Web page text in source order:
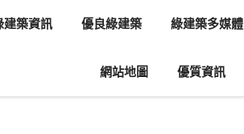
建築資訊 優良綠建築 綠建築多媒體
網站地圖 優質資訊